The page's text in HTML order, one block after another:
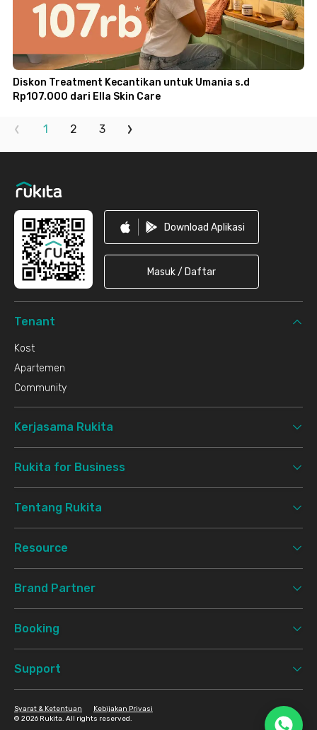
Diskon Treatment Kecantikan untuk Umania s.d
Rp107.000 dari Ella Skin Care
1 2 3
Download Aplikasi
Masuk / Daftar
Tenant
Kost
Apartemen
Community
Kerjasama Rukita
Rukita for Business
Tentang Rukita
Resource
Brand Partner
Booking
Support
© 2026 Rukita. All rights reserved.
Syarat & Ketentuan Kebijakan Privasi